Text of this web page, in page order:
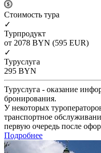
Cтоимость тура
✓
Турпродукт
от 2078 BYN (595 EUR)
✓
Туруслуга
295 BYN
Туруслуга - оказание
бронирования.
У некоторых
транспортное
первую очередь после
Подробнее